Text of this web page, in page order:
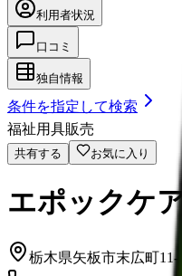
利用者状況
口コミ
独自情報
条件を指定して検索
福祉用具販売
共有する お気に入り
エポックケア
栃木県矢板市末広町11-6